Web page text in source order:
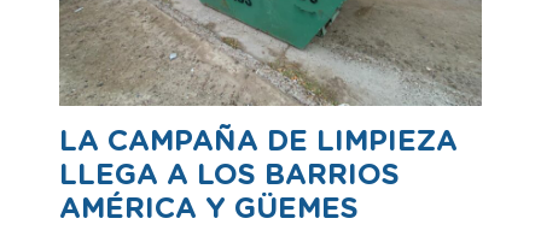
LA CAMPAÑA DE LIMPIEZA
LLEGA A LOS BARRIOS
AMÉRICA Y GÜEMES